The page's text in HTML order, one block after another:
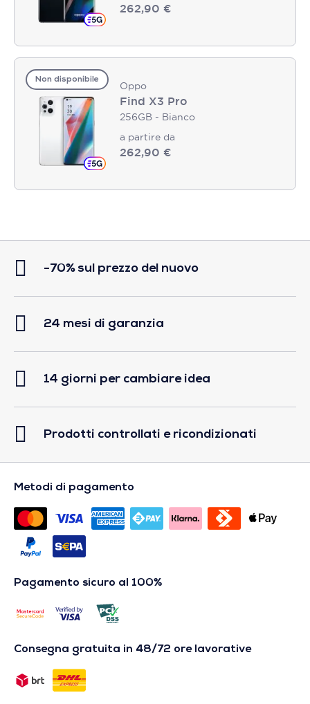
262,90 €
Non disponibile Oppo
Find X3 Pro
256GB - Bianco
a partire da
262,90 €
-70% sul prezzo del nuovo
24 mesi di garanzia
14 giorni per cambiare idea
Prodotti controllati e ricondizionati
Metodi di pagamento
Pagamento sicuro al 100%
Consegna gratuita in 48/72 ore lavorative